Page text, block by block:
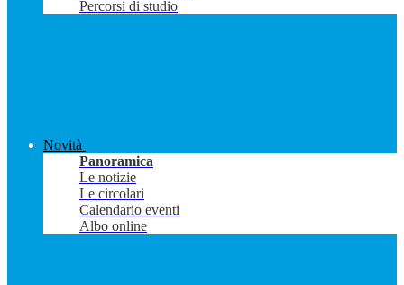
Percorsi di studio
Novità
Panoramica
Le notizie
Le circolari
Calendario eventi
Albo online